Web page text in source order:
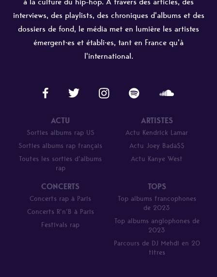
interviews, des playlists, des chroniques d'albums et des
dossiers de fond, le média met en lumière les artistes
émergent·es et établi·es, tant en France qu'à
l'international.
ACTU
Sorties albums rap US
Sorties albums rap français
Toutes les sorties d’albums
rap
ARTISTES
Actu Kendrick Lamar
Actu Joey Bada$$
Actu Kanye West
CONCERTS
Concerts rap à Paris
Concerts R’n’B à Paris
Festivals rap
TOPS
Top albums francophones
de 2023
Top albums anglophones de
2023
Parcours de DJ Mehdi en 20
titres